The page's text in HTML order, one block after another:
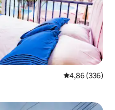
4,86 de uma
4,86 (336)